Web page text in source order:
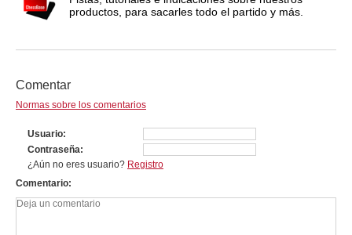
productos, para sacarles todo el partido y más.
Comentar
Normas sobre los comentarios
Usuario
Contraseña
¿Aún no eres usuario? Registro
Comentario